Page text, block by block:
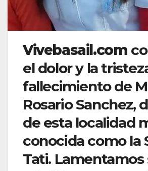
Vivebasail.com
el dolor y la
fallecimiento de
Rosario Sanchez,
de esta localidad
conocida como la
Tati. Lamentamos